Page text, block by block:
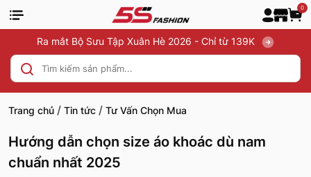
0
Ra mắt Bộ Sưu Tập Xuân Hè 2026 - Chỉ từ 139K
Trang chủ / Tin tức / Tư Vấn Chọn Mua
Hướng dẫn chọn size áo khoác dù nam
chuẩn nhất 2025